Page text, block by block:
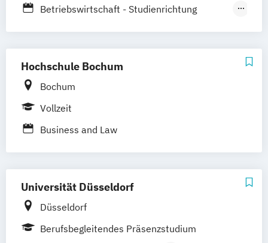
Betriebswirtschaft - Studienrichtung
Hochschule Bochum
Bochum
Vollzeit
Business and Law
Universität Düsseldorf
Düsseldorf
Berufsbegleitendes Präsenzstudium